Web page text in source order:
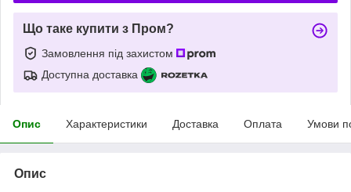
Що таке купити з Пром?
Замовлення під захистом
Доступна доставка
Опис Характеристики Доставка Оплата Умови
Опис